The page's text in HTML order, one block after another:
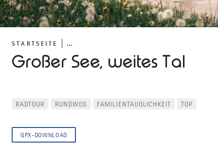
STARTSEITE ...
Großer See, weites Tal
RADTOUR RUNDWEG FAMILIENTAUGLICHKEIT TOP
GPX-DOWNLOAD